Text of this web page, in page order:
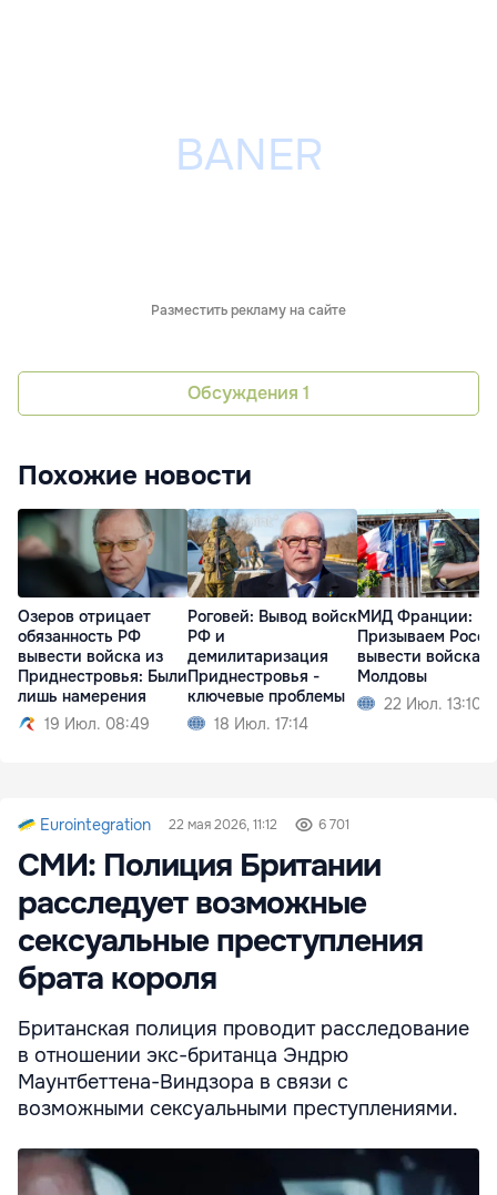
Разместить рекламу на сайте
Обсуждения 1
Похожие новости
Озеров отрицает
обязанность РФ
вывести войска из
Приднестровья: Были
лишь намерения
19 Июл. 08:49
Роговей: Вывод войск
РФ и
демилитаризация
Приднестровья -
ключевые проблемы
18 Июл. 17:14
МИД Франции:
Призываем
вывести войска
Молдовы
22 Июл. 13:10
Eurointegration 22 мая 2026, 11:12 6 701
СМИ: Полиция Британии
расследует возможные
сексуальные преступления
брата короля
Британская полиция проводит расследование
в отношении экс-британца Эндрю
Маунтбеттена-Виндзора в связи с
возможными сексуальными преступлениями.